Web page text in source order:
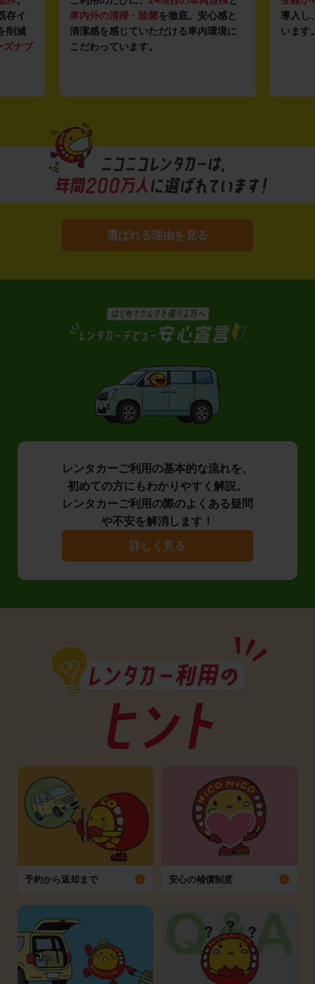
存イ
削減
ズナブ
車内外の清掃・除菌を徹底。安心感と
清潔感を感じていただける車内環境に
こだわっています。
導入し
います
選ばれる理由を見る
レンタカーご利用の基本的な流れを、
初めての方にもわかりやすく解説。
レンタカーご利用の際のよくある疑問
や不安を解消します！
詳しく見る
予約から返却まで 安心の補償制度